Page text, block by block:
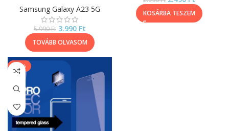
Samsung Galaxy A23 5G
5.990Ft 3.990 Ft
TOVÁBB OLVASOM
KOSÁRBA TESZEM
-13%